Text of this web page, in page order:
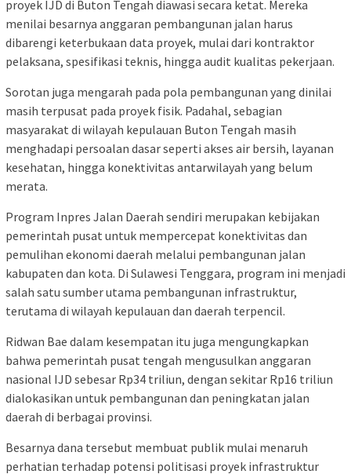
proyek IJD di Buton Tengah diawasi secara ketat. Mereka
menilai besarnya anggaran pembangunan jalan harus
dibarengi keterbukaan data proyek, mulai dari kontraktor
pelaksana, spesifikasi teknis, hingga audit kualitas pekerjaan.
Sorotan juga mengarah pada pola pembangunan yang dinilai
masih terpusat pada proyek fisik. Padahal, sebagian
masyarakat di wilayah kepulauan Buton Tengah masih
menghadapi persoalan dasar seperti akses air bersih, layanan
kesehatan, hingga konektivitas antarwilayah yang belum
merata.
Program Inpres Jalan Daerah sendiri merupakan kebijakan
pemerintah pusat untuk mempercepat konektivitas dan
pemulihan ekonomi daerah melalui pembangunan jalan
kabupaten dan kota. Di Sulawesi Tenggara, program ini menjadi
salah satu sumber utama pembangunan infrastruktur,
terutama di wilayah kepulauan dan daerah terpencil.
Ridwan Bae dalam kesempatan itu juga mengungkapkan
bahwa pemerintah pusat tengah mengusulkan anggaran
nasional IJD sebesar Rp34 triliun, dengan sekitar Rp16 triliun
dialokasikan untuk pembangunan dan peningkatan jalan
daerah di berbagai provinsi.
Besarnya dana tersebut membuat publik mulai menaruh
perhatian terhadap potensi politisasi proyek infrastruktur